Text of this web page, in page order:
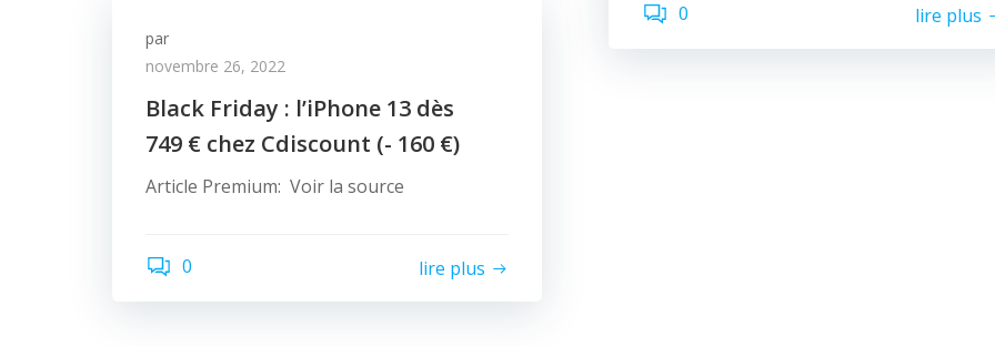
0 lire plus
par
novembre 26, 2022
Black Friday : l’iPhone 13 dès
749 € chez Cdiscount (- 160 €)
Article Premium: Voir la source
0 lire plus